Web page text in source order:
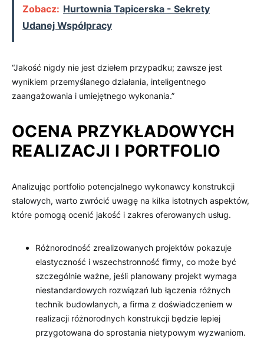
Zobacz: Hurtownia Tapicerska - Sekrety
Udanej Współpracy
“Jakość nigdy nie jest dziełem przypadku; zawsze jest
wynikiem przemyślanego działania, inteligentnego
zaangażowania i umiejętnego wykonania.”
OCENA PRZYKŁADOWYCH
REALIZACJI I PORTFOLIO
Analizując portfolio potencjalnego wykonawcy konstrukcji
stalowych, warto zwrócić uwagę na kilka istotnych aspektów,
które pomogą ocenić jakość i zakres oferowanych usług.
Różnorodność zrealizowanych projektów pokazuje
elastyczność i wszechstronność firmy, co może być
szczególnie ważne, jeśli planowany projekt wymaga
niestandardowych rozwiązań lub łączenia różnych
technik budowlanych, a firma z doświadczeniem w
realizacji różnorodnych konstrukcji będzie lepiej
przygotowana do sprostania nietypowym wyzwaniom.